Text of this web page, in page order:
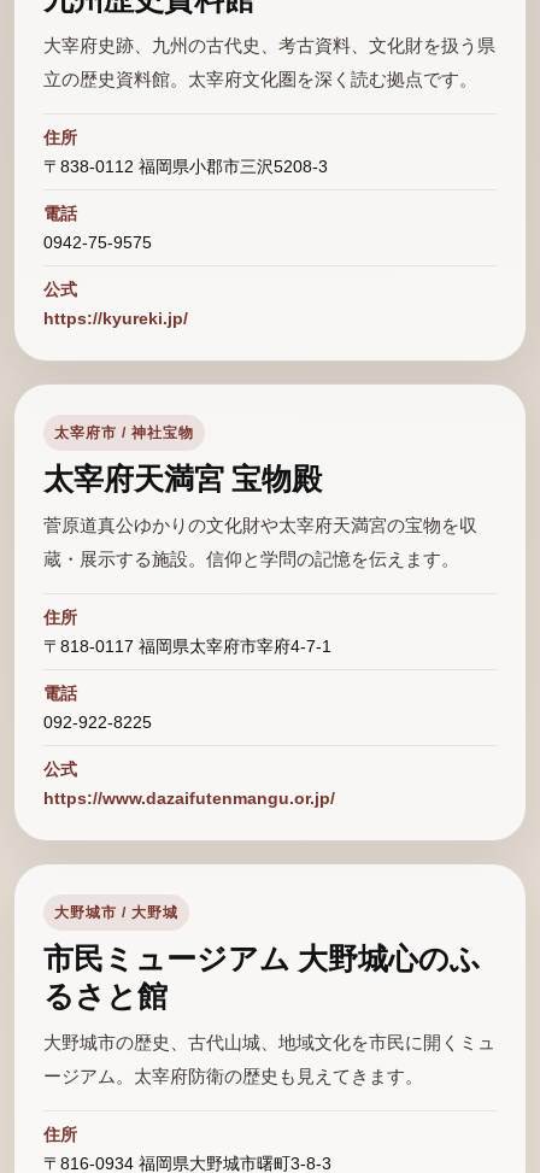
大宰府史跡、九州の古代史、考古資料、文化財を扱う県
立の歴史資料館。太宰府文化圏を深く読む拠点です。
住所
〒838-0112 福岡県小郡市三沢5208-3
電話
0942-75-9575
公式
https://kyureki.jp/
太宰府市 / 神社宝物
太宰府天満宮 宝物殿
菅原道真公ゆかりの文化財や太宰府天満宮の宝物を収
蔵・展示する施設。信仰と学問の記憶を伝えます。
住所
〒818-0117 福岡県太宰府市宰府4-7-1
電話
092-922-8225
公式
https://www.dazaifutenmangu.or.jp/
大野城市 / 大野城
市民ミュージアム 大野城心のふ
るさと館
大野城市の歴史、古代山城、地域文化を市民に開くミュ
ージアム。太宰府防衛の歴史も見えてきます。
住所
〒816-0934 福岡県大野城市曙町3-8-3